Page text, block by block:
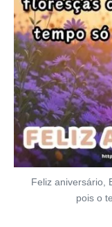
Feliz aniversário,
pois o